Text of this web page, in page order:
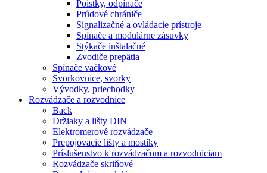
Poistky, odpínače
Prúdové chrániče
Signalizačné a ovládacie prístroje
Spínače a modulárne zásuvky
Stýkače inštalačné
Zvodiče prepätia
Spínače vačkové
Svorkovnice, svorky
Vývodky, priechodky
Rozvádzače a rozvodnice
Back
Držiaky a lišty DIN
Elektromerové rozvádzače
Prepojovacie lišty a mostíky
Príslušenstvo k rozvádzačom a rozvodniciam
Rozvádzače skriňové